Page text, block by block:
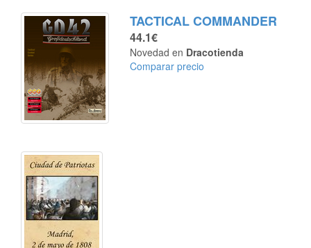
TACTICAL COMMANDER
44.1€
Novedad en Dracotienda
Comparar precio